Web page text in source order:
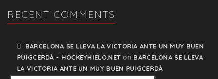
RECENT COMMENTS
BARCELONA SE LLEVA LA VICTORIA ANTE UN MUY BUEN
PUIGCERDÀ - HOCKEYHIELO.NET on BARCELONA SE LLEVA
LA VICTORIA ANTE UN MUY BUEN PUIGCERDÀ